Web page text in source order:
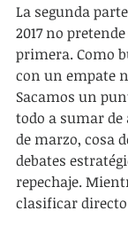
La segunda
2017 no
primera. Como
con un empate
Sacamos un
todo a sumar
de marzo, cosa
debates
repechaje.
clasificar